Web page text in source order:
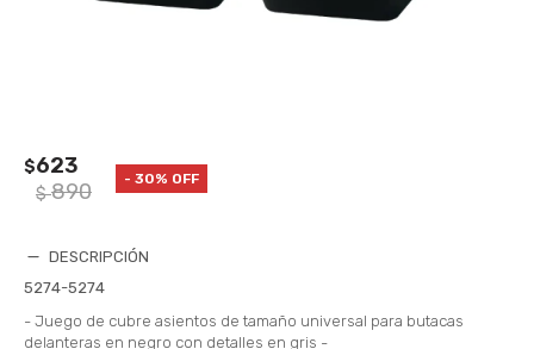
$623
$ 890 30
DESCRIPCIÓN
5274-5274
- Juego de cubre asientos de tamaño universal para butacas
delanteras en negro con detalles en gris -